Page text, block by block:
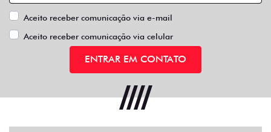
Aceito receber comunicação via e-mail
Aceito receber comunicação via celular
ENTRAR EM CONTATO